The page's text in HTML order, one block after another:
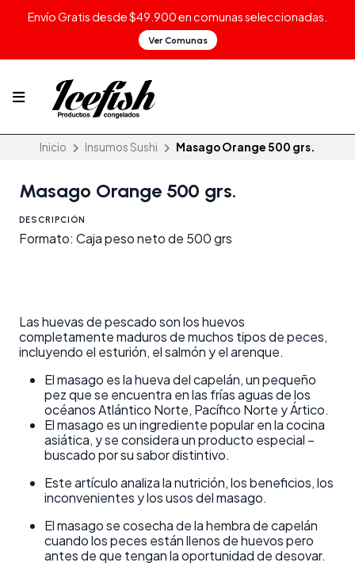
Envío Gratis desde $49.900 en comunas seleccionadas.
Ver Comunas
Inicio Insumos Sushi Masago Orange 500 grs.
Masago Orange 500 grs.
DESCRIPCIÓN
Formato: Caja peso neto de 500 grs
Las huevas de pescado son los huevos
completamente maduros de muchos tipos de peces,
incluyendo el esturión, el salmón y el arenque.
El masago es la hueva del capelán, un pequeño
pez que se encuentra en las frías aguas de los
océanos Atlántico Norte, Pacífico Norte y Ártico.
El masago es un ingrediente popular en la cocina
asiática, y se considera un producto especial –
buscado por su sabor distintivo.
Este artículo analiza la nutrición, los beneficios, los
inconvenientes y los usos del masago.
El masago se cosecha de la hembra de capelán
cuando los peces están llenos de huevos pero
antes de que tengan la oportunidad de desovar.